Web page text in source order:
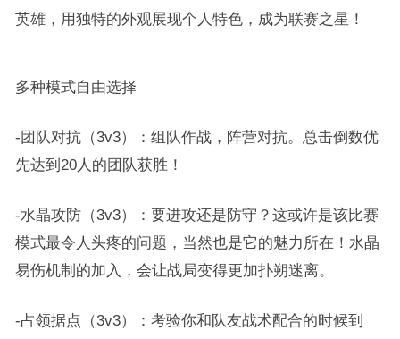
英雄，用独特的外观展现个人特色，成为联赛之星！
多种模式自由选择
-团队对抗（3v3）：组队作战，阵营对抗。总击倒数优
先达到20人的团队获胜！
-水晶攻防（3v3）：要进攻还是防守？这或许是该比赛
模式最令人头疼的问题，当然也是它的魅力所在！水晶
易伤机制的加入，会让战局变得更加扑朔迷离。
-占领据点（3v3）：考验你和队友战术配合的时候到